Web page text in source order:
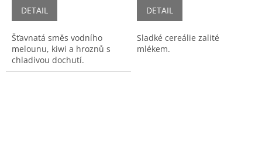
DETAIL
Šťavnatá směs vodního
melounu, kiwi a hroznů s
chladivou dochutí.
DETAIL
Sladké cereálie zalité
mlékem.